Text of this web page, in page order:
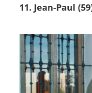
11. Jean-Paul